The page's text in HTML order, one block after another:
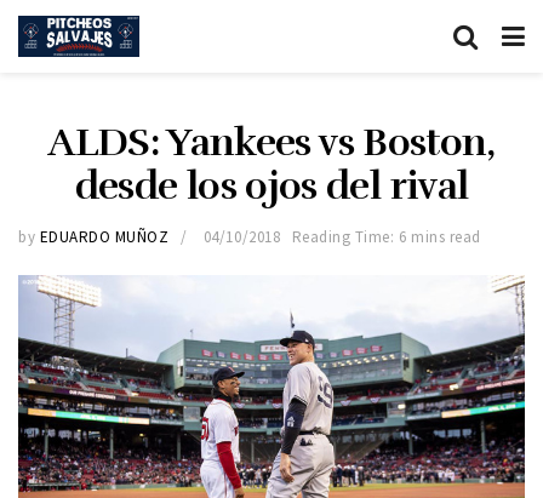
ALDS: Yankees vs Boston,
desde los ojos del rival
by EDUARDO MUÑOZ 04/10/2018 Reading Time: 6 mins read